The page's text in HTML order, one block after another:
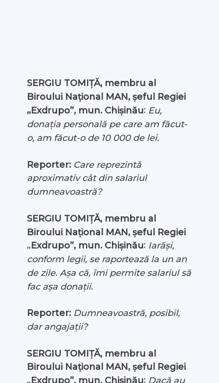
SERGIU TOMIȚĂ, membru al
Biroului Național MAN, șeful Regiei
„Exdrupo”, mun. Chișinău: Eu,
donația personală pe care am făcut-
o, am făcut-o de 10 000 de lei.
Reporter: Care reprezintă
aproximativ cât din salariul
dumneavoastră?
SERGIU TOMIȚĂ, membru al
Biroului Național MAN, șeful Regiei
„Exdrupo”, mun. Chișinău: Iarăși,
conform legii, se raportează la un an
de zile. Așa că, îmi permite salariul să
fac așa donații.
Reporter: Dumneavoastră, posibil,
dar angajații?
SERGIU TOMIȚĂ, membru al
Biroului Național MAN, șeful Regiei
„Exdrupo”, mun. Chișinău: Dacă au